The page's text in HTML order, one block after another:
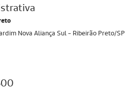
Nova Aliança Sul - Ribeirão Preto/SP